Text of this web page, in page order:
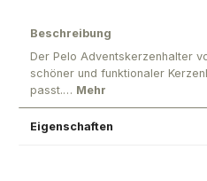
Beschreibung
Der Pelo Adventskerzenhalter
schöner und funktionaler
passt.… Mehr
Eigenschaften